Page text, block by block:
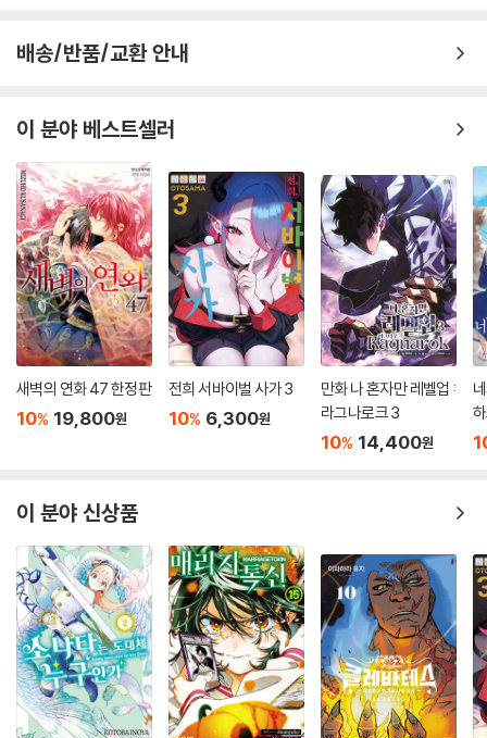
배송/반품/교환 안내
이 분야 베스트셀러
새벽의 연화 47 한정판
10% 19,800원
전희 서바이벌 사가 3
10% 6,300원
만화 나 혼자만 레벨업 :
라그나로크 3
10% 14,400원
이 분야 신상품